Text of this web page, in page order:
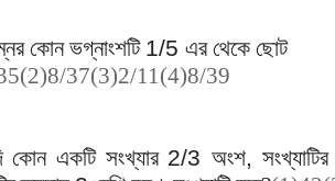
কোন ভগ্নাংশটি 1/5 এর থেকে ছোট
37(3)2/11(4)8/39
কোন একটি সংখ্যার 2/3অংশ, সংখ্যাটির